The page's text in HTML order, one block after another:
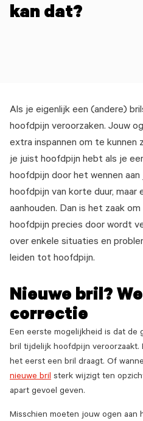
kan dat?
Als je eigenlijk een (andere)
hoofdpijn veroorzaken. Jouw
extra inspannen om te
je juist hoofdpijn hebt als je
hoofdpijn door het wennen aan
hoofdpijn van korte duur,
aanhouden. Dan is het zaak
hoofdpijn precies door wordt
over enkele situaties en
leiden tot hoofdpijn.
Nieuwe bril?
correctie
Een eerste mogelijkheid is dat de
bril tijdelijk hoofdpijn
het eerst een bril draagt. Of
nieuwe bril sterk wijzigt ten
apart gevoel geven.
Misschien moeten jouw ogen